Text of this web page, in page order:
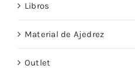
Libros
Material de Ajedrez
Outlet